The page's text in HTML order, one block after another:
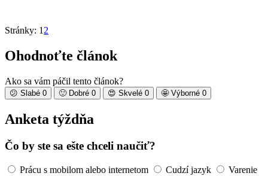
Stránky: 1 2
Ohodnoťte článok
Ako sa vám páčil tento článok?
😕 Slabé 0 🙂 Dobré 0 😍 Skvelé 0 🤩 Výborné 0
Anketa týždňa
Čo by ste sa ešte chceli naučiť?
Prácu s mobilom alebo internetom Cudzí jazyk
Varenie